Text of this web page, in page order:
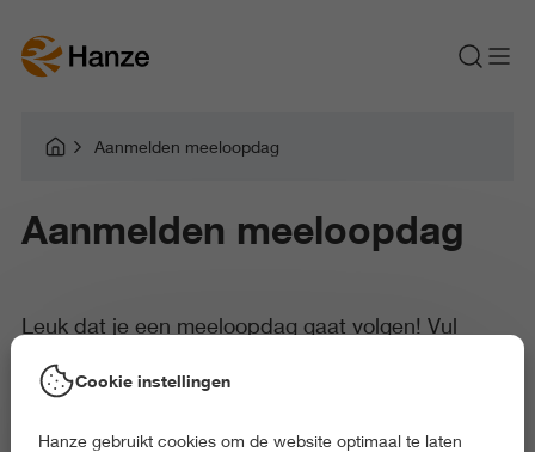
Aanmelden meeloopdag
Aanmelden meeloopdag
Leuk dat je een meeloopdag gaat volgen! Vul
hieronder je gegevens in om je aan te melden voor
de door jou gekozen meeloopdag.
Cookie instellingen
Hanze gebruikt cookies om de website optimaal te laten